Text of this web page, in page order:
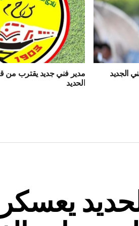
الجديد مدير فني جديد يقترب من
الحديد